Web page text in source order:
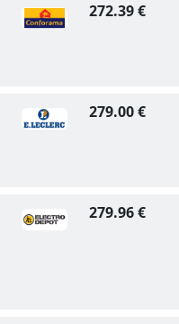
272.39 €
279.00 €
279.96 €